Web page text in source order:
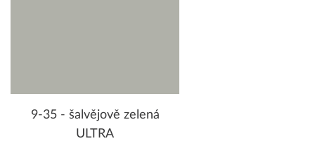
9-35 - šalvějově zelená
ULTRA